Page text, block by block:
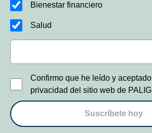
Bienestar financiero
Salud
Confirmo que he leído y
privacidad del sitio web de PALIG
Suscríbete hoy